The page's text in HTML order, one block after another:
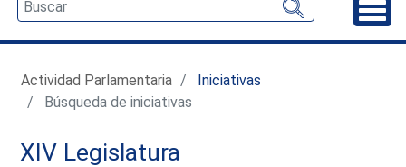
Actividad Parlamentaria
Iniciativas
Búsqueda de iniciativas
XIV Legislatura